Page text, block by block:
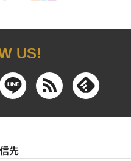
US!
先